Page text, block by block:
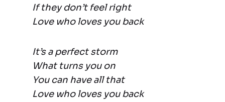
If they don’t feel right
Love who loves you back
It’s a perfect storm
What turns you on
You can have all that
Love who loves you back